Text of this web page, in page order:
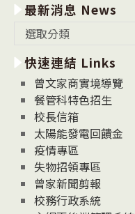
最新消息 News
消
息
News
選取分類
快速連結 Links
曾文家商實境導覽
餐管科特色招生
校長信箱
太陽能發電回饋金
疫情專區
失物招領專區
曾家新聞剪報
校務行政系統